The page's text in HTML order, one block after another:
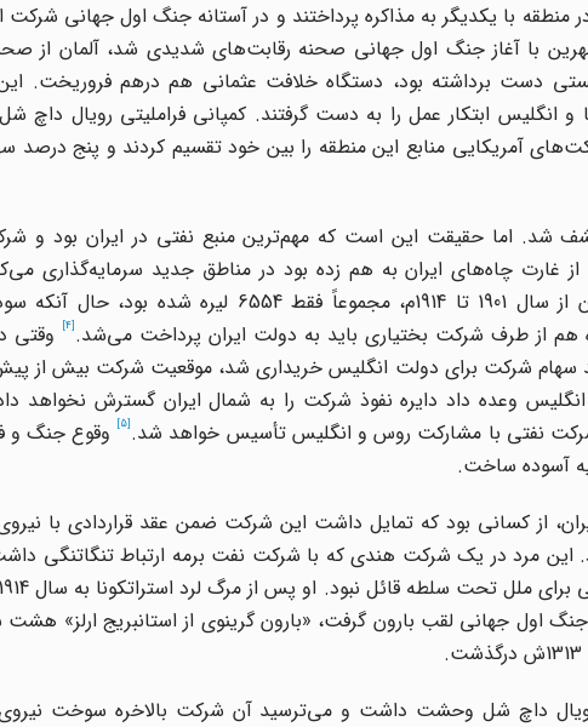
منطقه با یکدیگر به مذاکره پرداختند و در آستانه جنگ اول جهانی شرکت
با آغاز جنگ اول جهانی صحنه رقابت‌های شدیدی شد، آلمان از
دست برداشته بود، دستگاه خلافت عثمانی هم درهم فروریخت.
و انگلیس ابتکار عمل را به دست گرفتند. کمپانی فراملیتی رویال داچ
آمریکایی منابع این منطقه را بین خود تقسیم کردند و پنج درصد
شد. اما حقیقت این است که مهم‌ترین منبع نفتی در ایران بود و
غارت چاه‌های ایران به هم زده بود در مناطق جدید سرمایه‌گذاری
دریافت ابعاد غارتگری کافی است بدانیم حق‌الامتیاز ایران از سال 1901 تا 1914م، مجموعاً فقط 6554
[4]
وقتی
به پیشنهاد سر وینستون چرچیل 51 درصد سهام شرکت برای دولت انگلیس خریداری شد، موقعیت شرکت بیش
وعده داد دایره نفوذ شرکت را به شمال ایران گسترش نخواهد
شرکت نفتی با مشارکت روس و انگلیس تأسیس خواهد شد.[5]
وقوع جنگ و
آسوده ساخت.
از کسانی بود که تمایل داشت این شرکت ضمن عقد قراردادی با
این مرد در یک شرکت هندی که با شرکت نفت برمه ارتباط تنگاتنگی
اول جهانی لقب بارون گرفت، «بارون گرینوی از استانبریج ارلز» هشت
رویال داچ شل وحشت داشت و می‌ترسید آن شرکت بالاخره سوخت